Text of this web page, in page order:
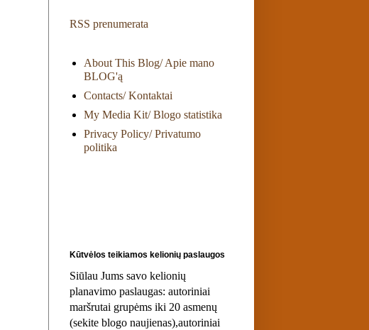
RSS prenumerata
About This Blog/ Apie mano
BLOG'ą
Contacts/ Kontaktai
My Media Kit/ Blogo statistika
Privacy Policy/ Privatumo
politika
Kūtvėlos teikiamos kelionių paslaugos
Siūlau Jums savo kelionių
planavimo paslaugas: autoriniai
maršrutai grupėms iki 20 asmenų
(sekite blogo naujienas),autoriniai